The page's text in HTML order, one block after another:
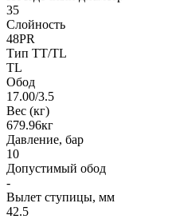
35
Слойность
48PR
Тип TT/TL
TL
Обод
17.00/3.5
Вес (кг)
679.96кг
Давление, бар
10
Допустимый обод
-
Вылет ступицы, мм
42.5